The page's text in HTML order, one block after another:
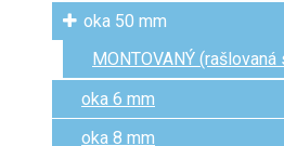
oka 50 mm
MONTOVANÝ
oka 6 mm
oka 8 mm